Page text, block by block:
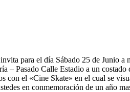
para el día Sábado 25 de Junio a
Pasado Calle Estadio a un
el «Cine Skate» en el cual se
en conmemoración de un año